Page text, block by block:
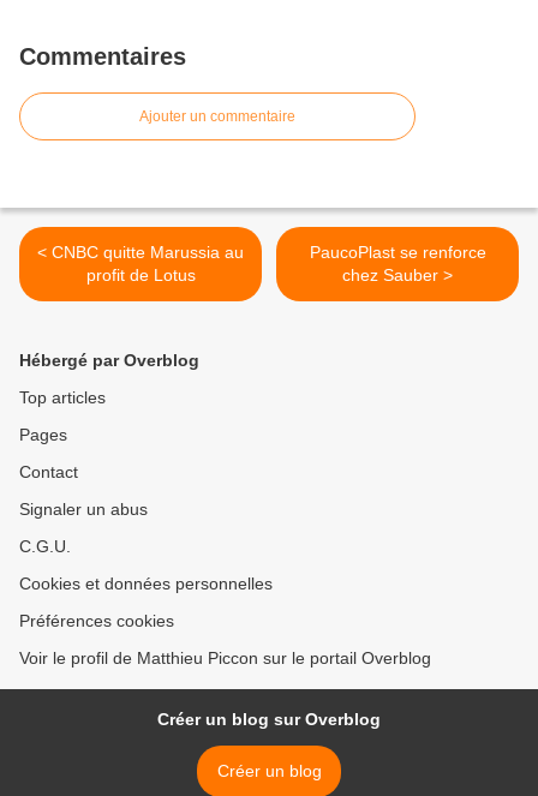
Commentaires
Ajouter un commentaire
< CNBC quitte Marussia au
profit de Lotus
PaucoPlast se renforce
chez Sauber >
Hébergé par Overblog
Top articles
Pages
Contact
Signaler un abus
C.G.U.
Cookies et données personnelles
Préférences cookies
Voir le profil de Matthieu Piccon sur le portail Overblog
Créer un blog sur Overblog
Créer un blog